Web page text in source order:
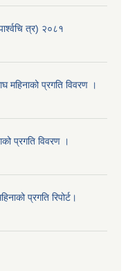
त्र) २०८१
महिनाको प्रगति विवरण ।
प्रगति विवरण ।
प्रगति रिपोर्ट।